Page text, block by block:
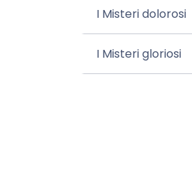
I Misteri dolorosi
I Misteri gloriosi